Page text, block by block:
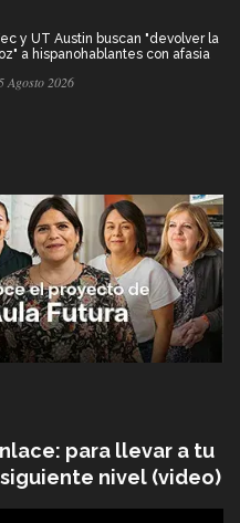
y UT Austin buscan "devolver la
a hispanohablantes con afasia
Agosto 2026
para llevar a tu
nivel (video)